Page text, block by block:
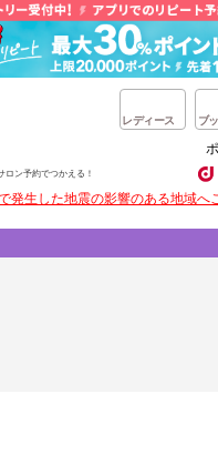
レディース ブ
ロン予約でつかえる！
発生した地震の影響のある地域へ